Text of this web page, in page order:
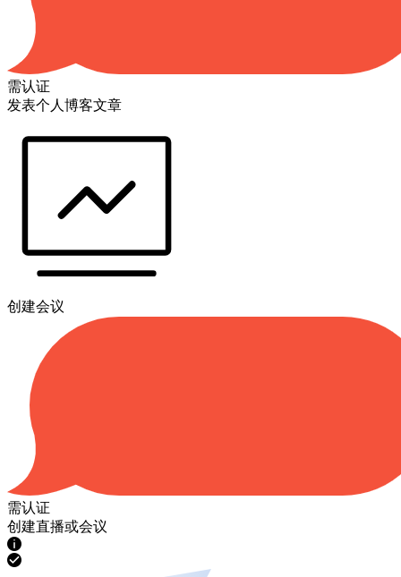
需认证
发表个人博客文章
创建会议
需认证
创建直播或会议